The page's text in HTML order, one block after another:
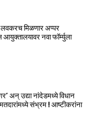
मिळणार अप्पर
नवा फॉर्म्युला
अन् उद्या नांदेडमध्ये विधान
संभ्रम ! आष्टीकरांना